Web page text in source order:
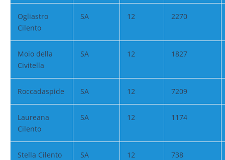
Ogliastro
Cilento
SA 12 2270
Moio della
Civitella
SA 12 1827
Roccadaspide SA 12 7209
Laureana
Cilento
SA 12 1174
Stella Cilento SA 12 738